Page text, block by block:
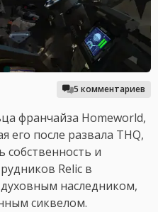
5 комментариев
франчайза Homeworld,
его после развала THQ,
собственность и
Relic в
наследником,
сиквелом.